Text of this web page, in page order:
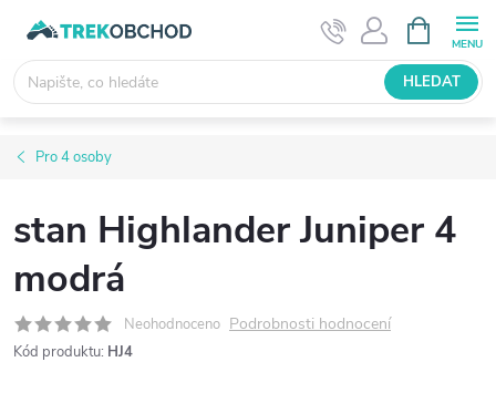
obsah
NÁKUPNÍ
KOŠÍK
HLEDAT
Pro 4 osoby
stan Highlander Juniper 4
modrá
Neohodnoceno Podrobnosti hodnocení
Kód produktu: HJ4